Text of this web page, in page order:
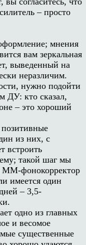
– просто
мнения
вам зеркальная
выведенный на
неразличим.
нужно подойти
ДУ: кто сказал,
– это хороший
из них, с
встроить
такой шаг мы
MM-фонокорректор
имеется один
– 3,5-
одно из главных
и весомое
существенные